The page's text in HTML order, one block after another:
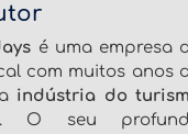
é uma empresa
com muitos anos
indústria do
O seu